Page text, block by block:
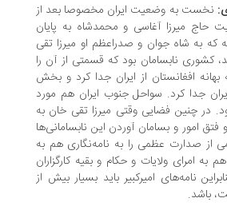
به وضعیت ایران مخصوصا بعد از
میرزا آغاسی و محمدشاه به پایان
شاه جوان و صدراعظم او میرزا تقی
نابسامان بود که قسمتی از آن را
از ایران جدا کرد و بخش
کرد. سواحل جنوب ایران هم مورد
فضایی وقتی میرزا تقی خان به
و بسامان آوردن این نابسامانی‌ها
عظمی را به نامه‌نگاری هم به
ولایات و حکام و بقیه کارگزاران
امیرکبیر باید بسیار بیش از